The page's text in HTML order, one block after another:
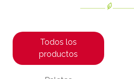
Todos los
productos